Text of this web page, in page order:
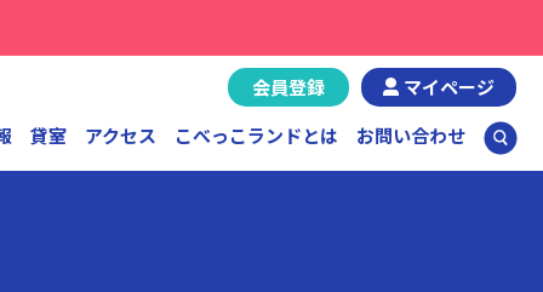
会員登録
マイページ
貸室 アクセス こべっこランドとは お問い合わせ